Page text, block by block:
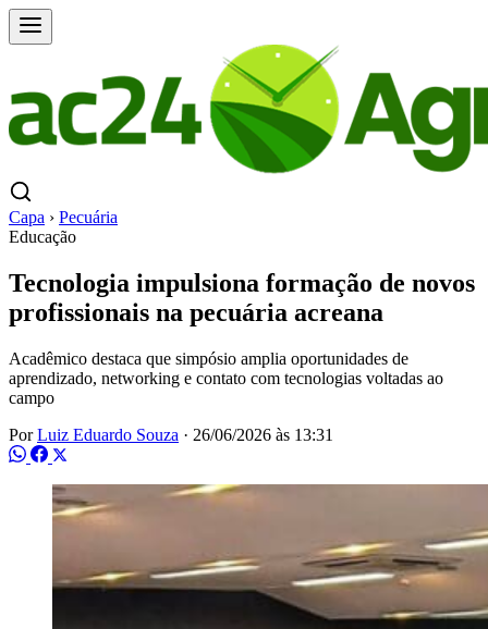
Capa › Pecuária
Educação
Tecnologia impulsiona formação de novos
profissionais na pecuária acreana
Acadêmico destaca que simpósio amplia oportunidades de
aprendizado, networking e contato com tecnologias voltadas ao
campo
PorLuiz Eduardo Souza · 26/06/2026 às 13:31